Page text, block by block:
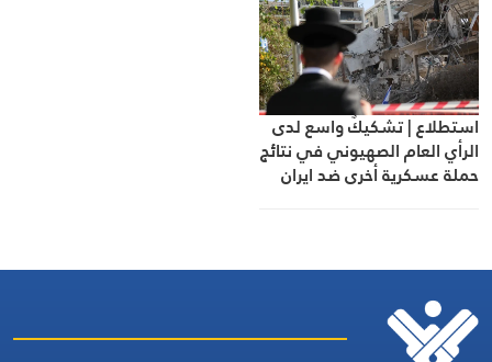
استطلاع | تشكيكٌ واسع لدى
الرأي العام الصهيوني في نتائج
حملة عسكرية أخرى ضد ايران